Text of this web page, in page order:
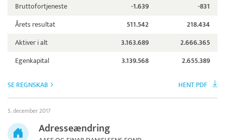
Bruttofortjeneste -1.639
-831
Årets resultat
511.542
218.434
Aktiver i alt
3.163.689
2.666.365
Egenkapital
3.139.568 2.655.389
SE REGNSKAB HENT PDF
5. december 2017
Adresseændring